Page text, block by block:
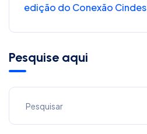
edição do Conexão Cindes
Pesquise aqui